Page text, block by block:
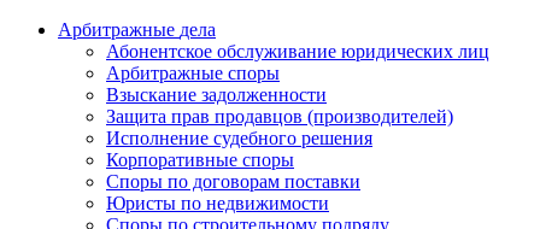
Арбитражные дела
Абонентское обслуживание юридических лиц
Арбитражные споры
Взыскание задолженности
Защита прав продавцов (производителей)
Исполнение судебного решения
Корпоративные споры
Споры по договорам поставки
Юристы по недвижимости
Споры по строительному подряду